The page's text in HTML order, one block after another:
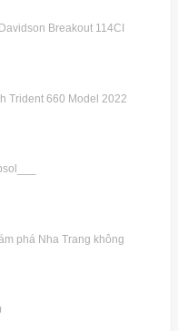
Breakout 114CI
Trident 660 Model 2022
phá Nha Trang không